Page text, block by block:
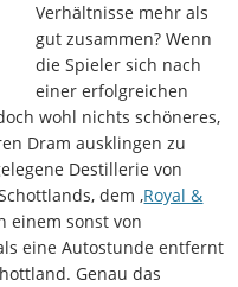
Verhältnisse mehr als
gut zusammen? Wenn
die Spieler sich nach
einer erfolgreichen
wohl nichts schöneres,
Dram ausklingen zu
Destillerie von
dem ‚Royal &
einem sonst von
eine Autostunde entfernt
Genau das